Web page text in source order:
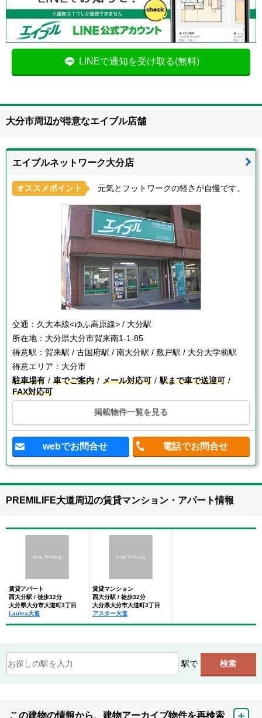
LINEで通知を受け取る(無料)
大分市周辺が得意なエイブル店舗
エイブルネットワーク大分店
オススメポイント 元気とフットワークの軽さが自慢です。
交通： 久大本線<ゆふ高原線> / 大分駅
所在地： 大分県大分市賀来南1-1-85
得意駅： 賀来駅 / 古国府駅 / 南大分駅 / 敷戸駅 / 大分大学前駅
得意エリア： 大分市
駐車場有
車でご案内 メール対応可
駅まで車で送迎可
FAX対応可
掲載物件一覧を見る
webでお問合せ 電話でお問合せ
PREMILIFE大道周辺の賃貸マンション・アパート情報
賃貸アパート
西大分駅 / 徒歩32分
大分県大分市大道町3丁目
Laulea大道
賃貸マンション
西大分駅 / 徒歩32分
大分県大分市大道町3丁目
アスター大道
駅で
この建物の情報から、建物アーカイブ物件を再検索